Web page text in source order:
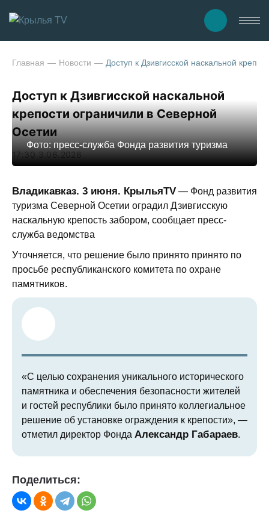
Главная Новости Доступ к Дзивгисской наскальной
Доступ к Дзивгисской наскальной
крепости ограничили в Северной
Осетии
17:30 3.06.2026
Фото: пресс-служба Фонда развития туризма
Владикавказ. 3 июня. КрыльяTV — Фонд развития
туризма Северной Осетии оградил Дзивгисскую
наскальную крепость забором, сообщает пресс-
служба ведомства
Уточняется, что решение было принято принято по
просьбе республиканского комитета по охране
памятников.
«С целью сохранения уникального исторического
памятника и обеспечения безопасности жителей
и гостей республики было принято коллегиальное
решение об установке ограждения к крепости», —
отметил директор Фонда Александр Габараев.
Поделиться: